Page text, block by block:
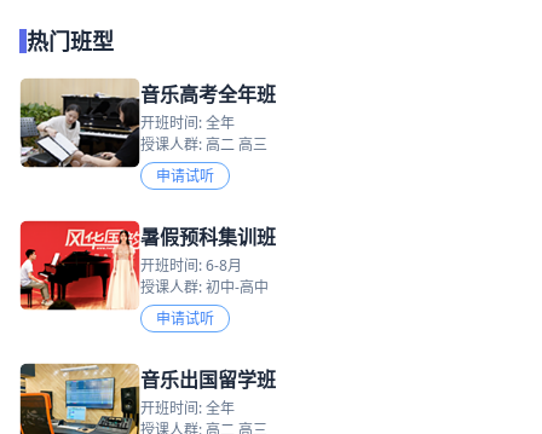
热门班型
音乐高考全年班
开班时间: 全年
授课人群: 高二 高三
申请试听
暑假预科集训班
开班时间: 6-8月
授课人群: 初中-高中
申请试听
音乐出国留学班
开班时间: 全年
授课人群: 高二 高三